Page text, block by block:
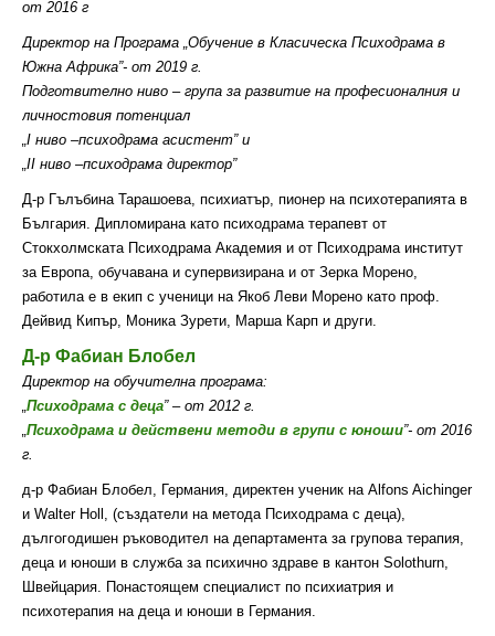
от 2016 г
Директор на Програма „Обучение в Класическа Психодрама в
Южна Африка”- от 2019 г.
Подготвително ниво – група за развитие на професионалния и
личностовия потенциал
„І ниво –психодрама асистент” и
„ІІ ниво –психодрама директор”
Д-р Гълъбина Тарашоева, психиатър, пионер на психотерапията в
България. Дипломирана като психодрама терапевт от
Стокхолмската Психодрама Академия и от Психодрама институт
за Европа, обучавана и супервизирана и от Зерка Морено,
работила е в екип с ученици на Якоб Леви Морено като проф.
Дейвид Кипър, Моника Зурети, Марша Карп и други.
Д-р Фабиан Блобел
Директор на обучителна програма:
„Психодрама с деца” – от 2012 г.
„Психодрама и действени методи в групи с юноши”- от 2016
г.
д-р Фабиан Блобел, Германия, директен ученик на Alfons Aichinger
и Walter Holl, (създатели на метода Психодрама с деца),
дългогодишен ръководител на департамента за групова терапия,
деца и юноши в служба за психично здраве в кантон Solothurn,
Швейцария. Понастоящем специалист по психиатрия и
психотерапия на деца и юноши в Германия.